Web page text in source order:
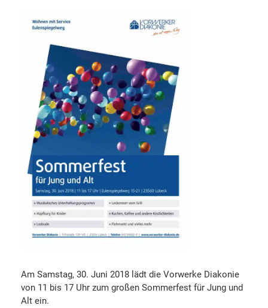
Am Samstag, 30. Juni 2018 lädt die Vorwerke Diakonie
von 11 bis 17 Uhr zum großen Sommerfest für Jung und
Alt ein.